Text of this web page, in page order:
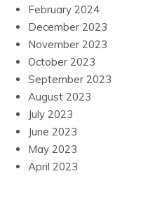
February 2024
December 2023
November 2023
October 2023
September 2023
August 2023
July 2023
June 2023
May 2023
April 2023